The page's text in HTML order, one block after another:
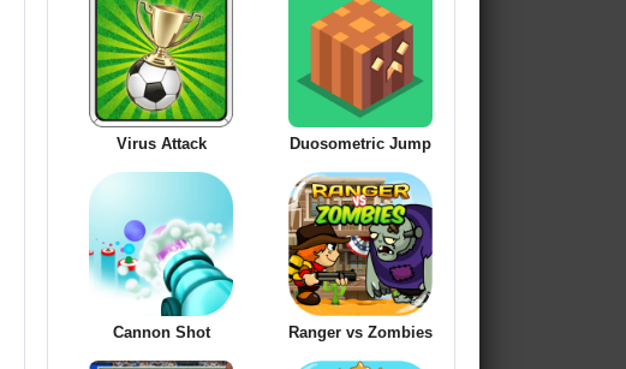
Virus Attack Duosometric Jump
Cannon Shot Ranger vs Zombies